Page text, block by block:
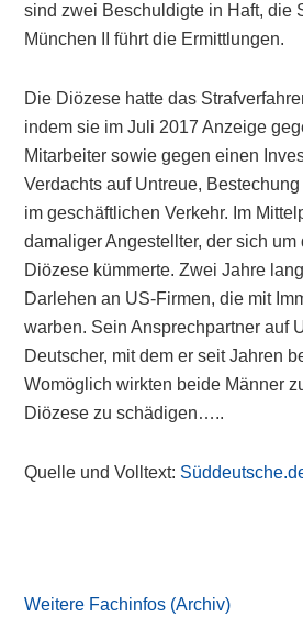
sind zwei Beschuldigte in Haft, die
München II führt die Ermittlungen.
Die Diözese hatte das
indem sie im Juli 2017 Anzeige
Mitarbeiter sowie gegen einen
Verdachts auf Untreue,
im geschäftlichen Verkehr. Im
damaliger Angestellter, der sich
Diözese kümmerte. Zwei Jahre
Darlehen an US-Firmen, die mit
warben. Sein Ansprechpartner auf
Deutscher, mit dem er seit Jahren
Womöglich wirkten beide Männer
Diözese zu schädigen…..
Quelle und Volltext:
Weitere Fachinfos (Archiv)